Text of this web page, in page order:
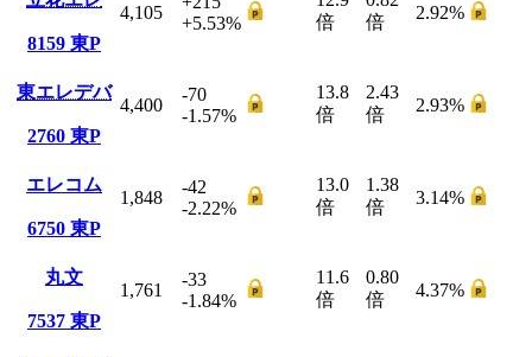
8159 東P
4,105
+5.53%
倍
倍
2.92%
東エレデバ
2760 東P
4,400
-70
-1.57%
13.8
倍
2.43
倍
2.93%
エレコム
6750 東P
1,848
-42
-2.22%
13.0
倍
1.38
倍
3.14%
丸文
7537 東P
1,761
-33
-1.84%
11.6
倍
0.80
倍
4.37%